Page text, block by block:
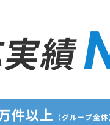
績
件以上 （グループ全体